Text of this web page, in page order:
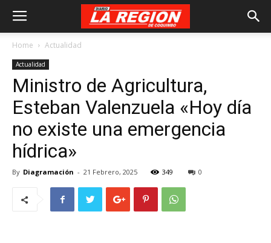
Home Actualidad
Actualidad
Ministro de Agricultura,
Esteban Valenzuela «Hoy día
no existe una emergencia
hídrica»
By Diagramación - 21 Febrero, 2025 349 0